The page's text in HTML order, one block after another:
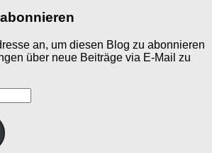
an, um diesen Blog zu abonnieren
über neue Beiträge via E-Mail zu